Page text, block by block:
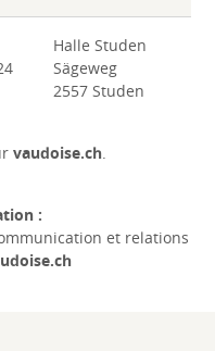
Halle Studen
Sägeweg
2557 Studen
vaudoise.ch.
:
et relations